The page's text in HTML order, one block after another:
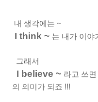
내 생각에는 ~
I think ~ 는 내가 이야
그래서
I believe ~ 라고 쓰면
의 의미가 되죠 !!!